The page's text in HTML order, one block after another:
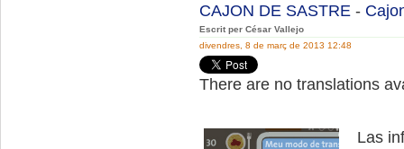
CAJON DE SASTRE -
Escrit per César Vallejo
divendres, 8 de març de 2013 12:48
There are no translations
Las